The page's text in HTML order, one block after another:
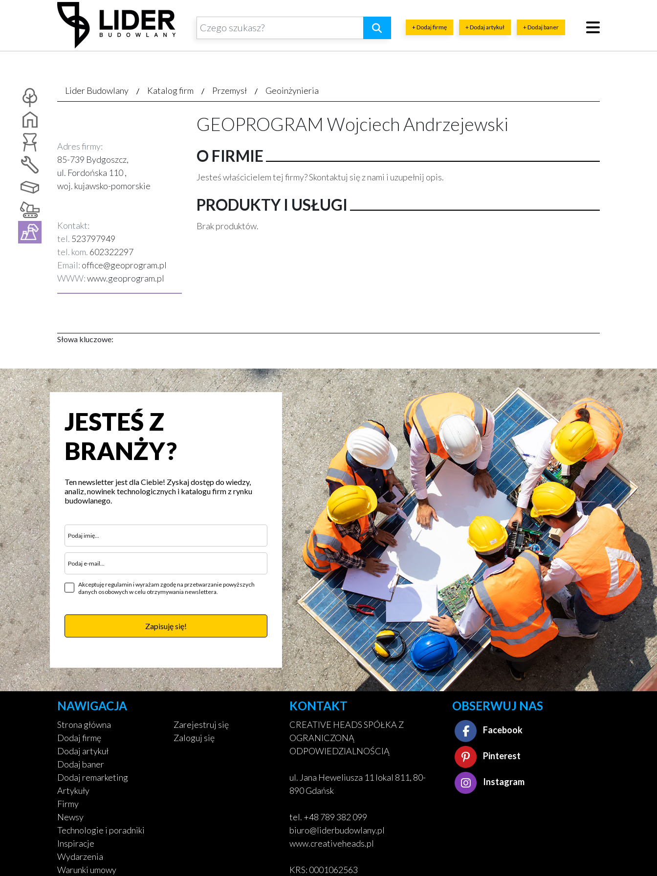
+ Dodaj firmę + Dodaj artykuł + Dodaj baner
Lider Budowlany Katalog firm Przemysł Geoinżynieria
Adres firmy:
85-739 Bydgoszcz,
ul. Fordońska 110 ,
woj. kujawsko-pomorskie
Kontakt:
tel. 523797949
tel. kom. 602322297
Email: office@geoprogram.pl
WWW:www.geoprogram.pl
GEOPROGRAM Wojciech Andrzejewski
O FIRMIE
Jesteś właścicielem tej firmy? Skontaktuj się z nami i uzupełnij opis.
PRODUKTY I USŁUGI
Brak produktów.
Słowa kluczowe:
JESTEŚ Z
BRANŻY?
Ten newsletter jest dla Ciebie! Zyskaj dostęp do wiedzy,
analiz, nowinek technologicznych i katalogu firm z rynku
budowlanego.
Akceptuję regulamin i wyrażam zgodę na przetwarzanie powyższych
danych osobowych w celu otrzymywania newslettera.
Zapisuję się!
NAWIGACJA
Strona główna
Dodaj firmę
Dodaj artykuł
Dodaj baner
Dodaj remarketing
Artykuły
Firmy
Newsy
Technologie i poradniki
Inspiracje
Wydarzenia
Warunki umowy
Zarejestruj się
Zaloguj się
KONTAKT
CREATIVE HEADS SPÓŁKA Z
OGRANICZONĄ
ODPOWIEDZIALNOŚCIĄ
ul. Jana Heweliusza 11 lokal 811, 80-
890 Gdańsk
tel. +48 789 382 099
biuro@liderbudowlany.pl
www.creativeheads.pl
KRS: 0001062563
OBSERWUJ NAS
Facebook
Pinterest
Instagram